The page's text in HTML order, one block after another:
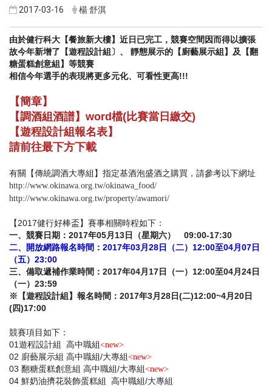
2017-03-16 楊 舒淇
由於健行科大【餐旅新大樓】 近日 已完工， 競賽空間因而得以擴張
故今年新增了【遊程設計組〕、 靜態展示的【廚藝展示組】及【翻
糖蛋糕創意組】等競賽
相信今年選手的表現將更多元化、可看性更高!!!
【簡章】
【調酒組酒譜】word檔(比賽當日繳交)
【遊程設計組報名表】
請前往最下方下載
有關【傳統調酒大專組】指定基酒泡盛酒之購買，請參考以下網址
http://www.okinawa.org.tw/okinawa_food/
http://www.okinawa.org.tw/property/awamori/
【2017健行好棒盃】賽事相關時程如下：
一、競賽日期： 2017年05月 13日（星期六） 09:00-17:30
二、開放網路報名時間： 2017年03月 28日（二） 12:00至04月 07日
（五） 23:00
三、備取遞補作業時間： 2017年04月 17日（一） 12:00至04月 24日
（一） 23:59
※【遊程設計組】報名時間： 2017年3月 28日(二)12:00~4月 20日
(四)17:00
競賽項目如下：
01遊程設計組 高中職組<new>
02 廚藝展示組 高中職組/大專組<new>
03 翻糖蛋糕創意組 高中職組/大專組<new>
04 鮮奶油擠花裝飾蛋糕組 高中職組/大專組